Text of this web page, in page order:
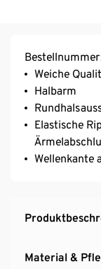
Weiche
Halbarm
Elastische
Wellenkante
Material &